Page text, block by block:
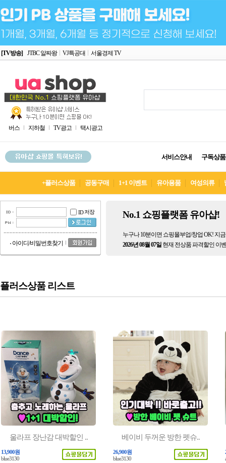
[TV방송] JTBC 알짜왕 VJ특공대 서울경제 TV
버스 지하철 TV광고 택시광고
서비스안내 구독상
+플러스상품 공동구매 1+1 이벤트 유아용품 여성의류
ID 저장
아이디/비밀번호찾기
No.1 쇼핑플랫폼 유아샵!
누구나 10분이면 쇼핑몰부업/창업 OK! 지
2026년 08월 07일 현재 전상품 파격할인 이
플러스상품 리스트
울라프 장난감 대박할인 ..
13,900원
blue3130
베이비 두꺼운 방한 펫슈..
26,900원
blue3130